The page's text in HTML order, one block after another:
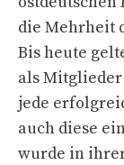
die Mehrheit
Bis heute
als Mitglieder
jede
auch diese
wurde in